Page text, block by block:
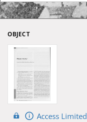
OBJECT
Access Limited